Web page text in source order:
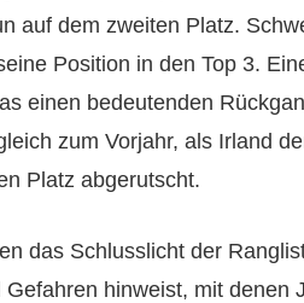
auf dem zweiten Platz.
Position in den Top 3.
einen bedeutenden
zum Vorjahr, als Irland
Platz abgerutscht.
das Schlusslicht der
hinweist, mit denen